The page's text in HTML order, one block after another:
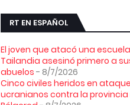
RT EN ESPAÑOL
El joven que atacó una
Tailandia asesinó primero a
abuelos - 8/7/2026
Cinco civiles heridos en
ucranianos contra la provincia